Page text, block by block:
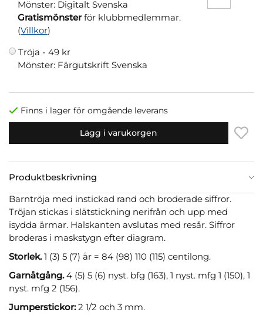
Mönster: Digitalt Svenska
Gratismönsterför klubbmedlemmar.
(Villkor)
Tröja - 49 kr
Mönster: Färgutskrift Svenska
Finns i lager för omgående leverans
Lägg i varukorgen
Produktbeskrivning
Barntröja med instickad rand och broderade siffror.
Tröjan stickas i slätstickning nerifrån och upp med
isydda ärmar. Halskanten avslutas med resår. Siffror
broderas i maskstygn efter diagram.
Storlek.1 (3) 5 (7) år = 84 (98) 110 (115) centilong.
Garnåtgång.4 (5) 5 (6) nyst. bfg (163), 1 nyst. mfg 1 (150), 1
nyst. mfg 2 (156).
Jumperstickor:2 1/2 och 3 mm.